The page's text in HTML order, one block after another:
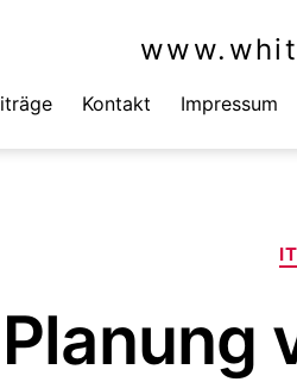
Kontakt Impressum